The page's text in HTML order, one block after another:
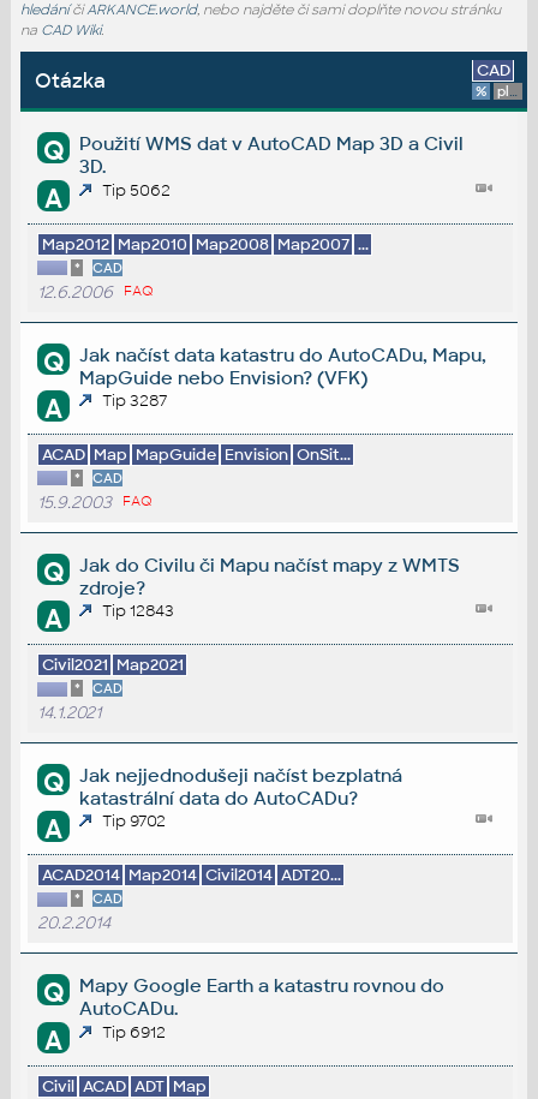
hledáníčiARKANCE.world, nebo najděte či sami doplňte novou stránku
na CAD Wiki.
Otázka CAD
% platforma
Q
Použití WMS dat v AutoCAD Map 3D a Civil
3D.
A Tip 5062
Map2012 Map2010 Map2008 Map2007 ...
* CAD
12.6.2006 FAQ
Q
Jak načíst data katastru do AutoCADu, Mapu,
MapGuide nebo Envision? (VFK)
A Tip 3287
ACAD Map MapGuide Envision OnSit...
* CAD
15.9.2003 FAQ
Q
Jak do Civilu či Mapu načíst mapy z WMTS
zdroje?
A Tip 12843
Civil2021 Map2021
* CAD
14.1.2021
Q
Jak nejjednodušeji načíst bezplatná
katastrální data do AutoCADu?
A Tip 9702
ACAD2014 Map2014 Civil2014 ADT20...
* CAD
20.2.2014
Q
Mapy Google Earth a katastru rovnou do
AutoCADu.
A Tip 6912
Civil ACAD ADT Map